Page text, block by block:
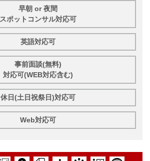
早朝 or 夜間
スポットコンサル対応可
英語対応可
事前面談(無料)
対応可(WEB対応含む)
休日(土日祝祭日)対応可
Web対応可